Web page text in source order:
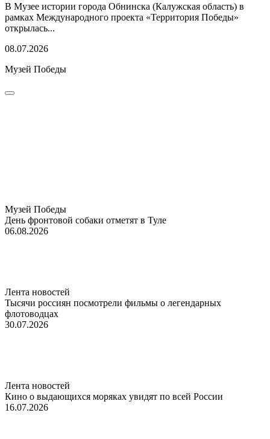
В Музее истории города Обнинска (Калужская область) в
рамках Международного проекта «Территория Победы»
открылась...
08.07.2026
Музей Победы
Музей Победы
День фронтовой собаки отметят в Туле
06.08.2026
Лента новостей
Тысячи россиян посмотрели фильмы о легендарных
флотоводцах
30.07.2026
Лента новостей
Кино о выдающихся моряках увидят по всей России
16.07.2026